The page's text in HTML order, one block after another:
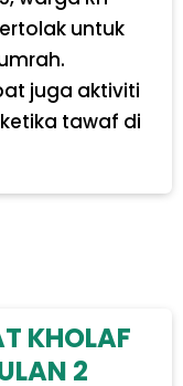
untuk
juga aktiviti
tawaf di
KHOLAF
2